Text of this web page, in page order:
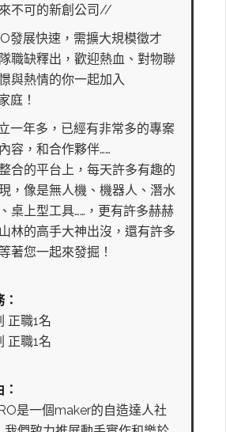
不可的新創公司//
發展快速，需擴大規模徵才
職缺釋出，歡迎熱血、對物聯
與熱情的你一起加入
庭！
一年多，已經有非常多的專案
容，和合作夥伴……
合的平台上，每天許多有趣的
，像是無人機、機器人、潛水
桌上型工具……，更有許多赫赫
林的高手大神出沒，還有許多
著您一起來發掘！
正職1名
正職1名
是一個maker的自造達人社